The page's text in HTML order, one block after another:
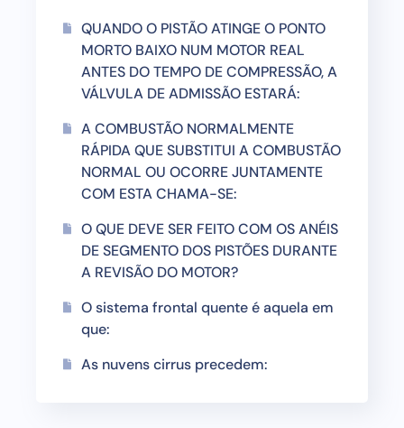
QUANDO O PISTÃO ATINGE O PONTO
MORTO BAIXO NUM MOTOR REAL
ANTES DO TEMPO DE COMPRESSÃO, A
VÁLVULA DE ADMISSÃO ESTARÁ:
A COMBUSTÃO NORMALMENTE
RÁPIDA QUE SUBSTITUI A COMBUSTÃO
NORMAL OU OCORRE JUNTAMENTE
COM ESTA CHAMA-SE:
O QUE DEVE SER FEITO COM OS ANÉIS
DE SEGMENTO DOS PISTÕES DURANTE
A REVISÃO DO MOTOR?
O sistema frontal quente é aquela em
que:
As nuvens cirrus precedem: